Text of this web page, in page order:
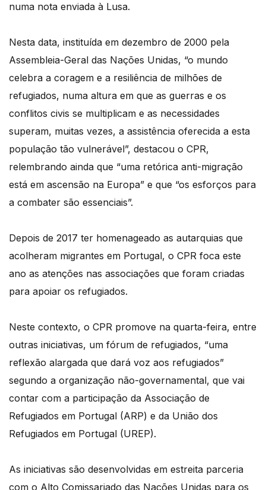
numa nota enviada à Lusa.
Nesta data, instituída em dezembro de 2000 pela
Assembleia-Geral das Nações Unidas, “o mundo
celebra a coragem e a resiliência de milhões de
refugiados, numa altura em que as guerras e os
conflitos civis se multiplicam e as necessidades
superam, muitas vezes, a assistência oferecida a esta
população tão vulnerável”, destacou o CPR,
relembrando ainda que “uma retórica anti-migração
está em ascensão na Europa” e que “os esforços para
a combater são essenciais”.
Depois de 2017 ter homenageado as autarquias que
acolheram migrantes em Portugal, o CPR foca este
ano as atenções nas associações que foram criadas
para apoiar os refugiados.
Neste contexto, o CPR promove na quarta-feira, entre
outras iniciativas, um fórum de refugiados, “uma
reflexão alargada que dará voz aos refugiados”
segundo a organização não-governamental, que vai
contar com a participação da Associação de
Refugiados em Portugal (ARP) e da União dos
Refugiados em Portugal (UREP).
As iniciativas são desenvolvidas em estreita parceria
com o Alto Comissariado das Nações Unidas para os